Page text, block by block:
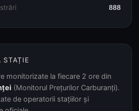
888
STAȚIE
monitorizate la fiecare 2 ore din
(Monitorul Prețurilor Carburanți).
de operatorii stațiilor și